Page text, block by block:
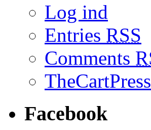
Log ind
Entries RSS
Comments
Facebook